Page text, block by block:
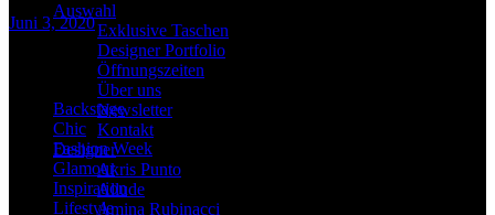
Auswahl
Exklusive Taschen
Designer Portfolio
Öffnungszeiten
Über uns
Newsletter
Kontakt
Designer
Akris Punto
Allude
Amina Rubinacci
Juni 3, 2020
Backstage
Chic
Fashion Week
Glamour
Inspiration
Lifestyle